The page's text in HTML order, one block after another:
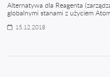
Alternatywa dla Reagenta
globalnymi stanami z użyciem
15.12.2018